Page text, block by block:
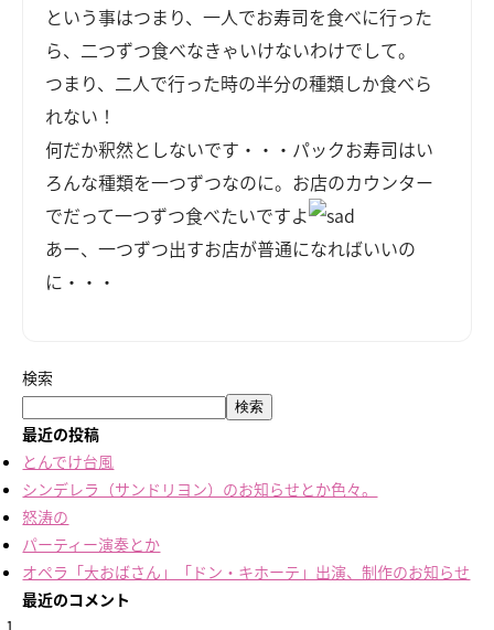
という事はつまり、一人でお寿司を食べに行った
ら、二つずつ食べなきゃいけないわけでして。
つまり、二人で行った時の半分の種類しか食べら
れない！
何だか釈然としないです・・・パックお寿司はい
ろんな種類を一つずつなのに。お店のカウンター
でだって一つずつ食べたいですよ
あー、一つずつ出すお店が普通になればいいの
に・・・
検索
検索
最近の投稿
とんでけ台風
シンデレラ（サンドリヨン）のお知らせとか色々。
怒涛の
パーティー演奏とか
オペラ「大おばさん」「ドン・キホーテ」出演、制作のお知らせ
最近のコメント